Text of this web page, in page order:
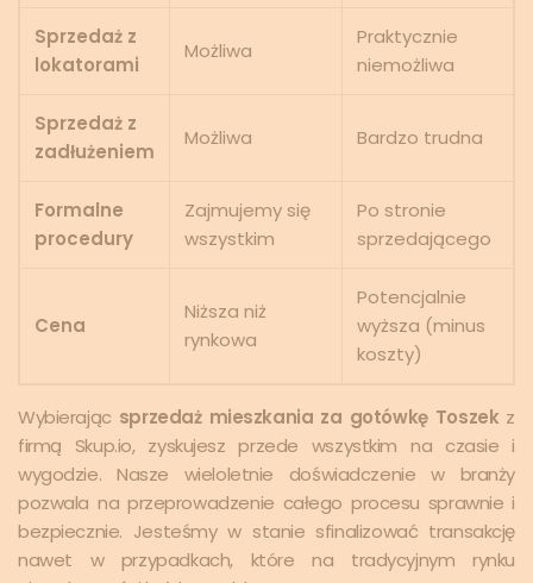
Sprzedaż z
lokatorami
Możliwa
Praktycznie
niemożliwa
Sprzedaż z
zadłużeniem
Możliwa Bardzo trudna
Formalne
procedury
Zajmujemy się
wszystkim
Po stronie
sprzedającego
Cena
Niższa niż
rynkowa
Potencjalnie
wyższa (minus
koszty)
Wybierając sprzedaż mieszkania za gotówkę Toszek z
firmą Skup.io, zyskujesz przede wszystkim na czasie i
wygodzie. Nasze wieloletnie doświadczenie w branży
pozwala na przeprowadzenie całego procesu sprawnie i
bezpiecznie. Jesteśmy w stanie sfinalizować transakcję
nawet w przypadkach, które na tradycyjnym rynku